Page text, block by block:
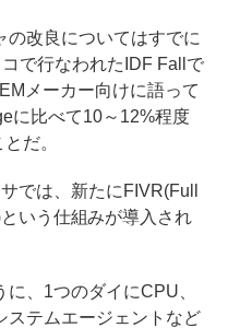
改良についてはすでに
で行なわれたIDF Fallで
メーカー向けに語って
に比べて10～12%程度
だ。
では、新たにFIVR(Full
いう仕組みが導入され
、1つのダイにCPU、
ステムエージェントなど